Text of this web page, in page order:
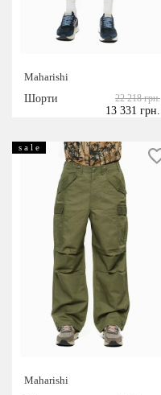
Maharishi
Шорти
22 218 грн.
13 331 грн.
s a l e
Maharishi